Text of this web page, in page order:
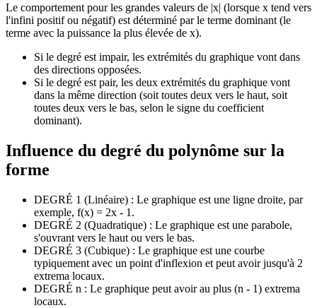
Le comportement pour les grandes valeurs de |x| (lorsque x tend vers
l'infini positif ou négatif) est déterminé par le terme dominant (le
terme avec la puissance la plus élevée de x).
Si le degré est impair, les extrémités du graphique vont dans
des directions opposées.
Si le degré est pair, les deux extrémités du graphique vont
dans la même direction (soit toutes deux vers le haut, soit
toutes deux vers le bas, selon le signe du coefficient
dominant).
Influence du degré du polynôme sur la
forme
DEGRÉ 1 (Linéaire) : Le graphique est une ligne droite, par
exemple, f(x) = 2x - 1.
DEGRÉ 2 (Quadratique) : Le graphique est une parabole,
s'ouvrant vers le haut ou vers le bas.
DEGRÉ 3 (Cubique) : Le graphique est une courbe
typiquement avec un point d'inflexion et peut avoir jusqu'à 2
extrema locaux.
DEGRÉ n : Le graphique peut avoir au plus (n - 1) extrema
locaux.